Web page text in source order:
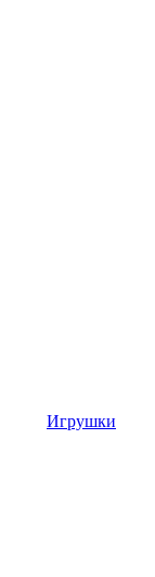
Игрушки